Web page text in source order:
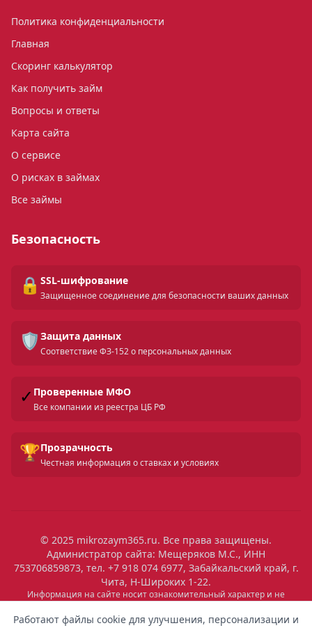
Работают файлы cookie для улучшения, персонализации и
Политика конфиденциальности
Главная
Скоринг калькулятор
Как получить займ
Вопросы и ответы
Карта сайта
О сервисе
О рисках в займах
Все займы
Безопасность
🔒 SSL-шифрование
Защищенное соединение для безопасности ваших данных
🛡️ Защита данных
Соответствие ФЗ-152 о персональных данных
✓ Проверенные МФО
Все компании из реестра ЦБ РФ
🏆Прозрачность
Честная информация о ставках и условиях
© 2025 mikrozaym365.ru. Все права защищены.
Администратор сайта: Мещеряков М.С., ИНН
753706859873, тел. +7 918 074 6977, Забайкальский край, г.
Чита, Н-Широких 1-22.
Информация на сайте носит ознакомительный характер и не
является публичной офертой. Все условия микрозаймов уточняйте
на сайтах МФО. Помните: займ — это обязательство, которое